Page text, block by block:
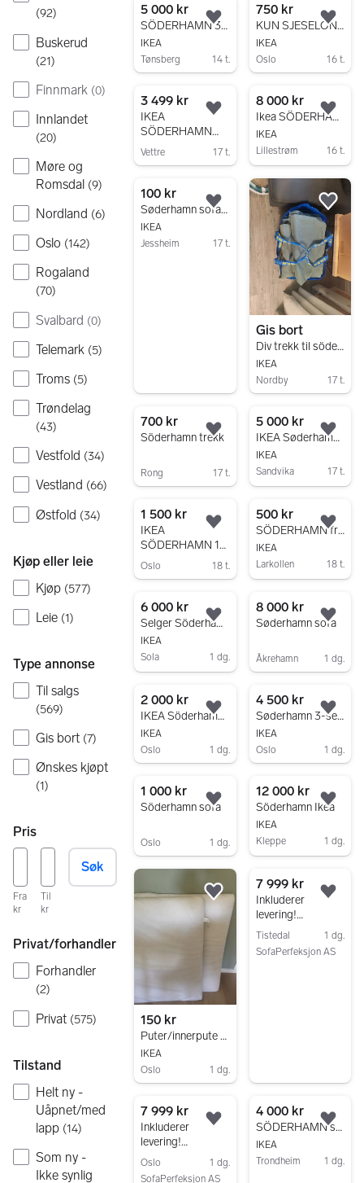
(92)
Buskerud
(21)
Finnmark (0)
Innlandet
(20)
Møre og
Romsdal (9)
Nordland (6)
Oslo (142)
Rogaland
(70)
Svalbard (0)
Telemark (5)
Troms (5)
Trøndelag
(43)
Vestfold (34)
Vestland (66)
Østfold (34)
Kjøp eller leie
Kjøp (577)
Leie (1)
Type annonse
Til salgs
(569)
Gis bort (7)
Ønskes kjøpt
(1)
Pris
Fra
kr
Til
kr
Søk
Privat/forhandler
Forhandler
(2)
Privat (575)
Tilstand
Helt ny -
Uåpnet/med
lapp (14)
Som ny -
Ikke synlig
5 000 kr
SÖDERHAMN 3-seters sofa, Gunnared beige
IKEA
Tønsberg
14 t.
Legg til som favoritt.
750 kr
KUN SJESELONGEN Söderhamn
IKEA
Oslo
16 t.
3 499 kr
IKEA
SÖDERHAMN
hjørnesofa
Vettre 17 t.
Legg til som favoritt.
8 000 kr
Ikea SÖDERHAMN Sofa
IKEA
Lillestrøm
16 t.
100 kr
Søderhamn sofa fra IKEA
IKEA
Jessheim
17 t.
Legg til som favoritt.
Gis bort
Div trekk til söderhamn sofa
IKEA
Nordby
17 t.
700 kr
Söderhamn trekk
Rong 17 t.
Legg til som favoritt.
5 000 kr
IKEA Søderhamn modul med trekk fra Bemz
IKEA
Sandvika
17 t.
Gå til annonsen
1 500 kr
IKEA
SÖDERHAMN 1-
seters modul,
Oslo 18 t.
Legg til som favoritt.
500 kr
SÖDERHAMN fra IKEA selges billig
IKEA
Larkollen
18 t.
Gå til annonsen
6 000 kr
Selger Söderhamn sofa, farge mørk grå
IKEA
Sola
1 dg.
Legg til som favoritt.
Gå til annonsen
8 000 kr
Søderhamn sofa
Åkrehamn 1 dg.
2 000 kr
IKEA Söderhamn sjeselong
IKEA
Oslo
1 dg.
Legg til som favoritt.
4 500 kr
Søderhamn 3-seter m sjeselong inkl lev
IKEA
Oslo
1 dg.
1 000 kr
Söderhamn sofa
Oslo 1 dg.
Legg til som favoritt.
12 000 kr
Söderhamn Ikea
IKEA
Kleppe
1 dg.
Gå til annonsen
150 kr
Puter/innerpute til söderhamn
IKEA
Oslo
1 dg.
Legg til som favoritt.
7 999 kr
Inkluderer
levering!
Söderhamn
Ubetydelig brukt!
Tistedal
1 dg.
SofaPerfeksjon AS
7 999 kr
Inkluderer
levering!
Söderhamn
Oslo
1 dg.
SofaPerfeksjon AS
Legg til som favoritt.
4 000 kr
SÖDERHAMN sofa fra IKEA
IKEA
Trondheim
1 dg.